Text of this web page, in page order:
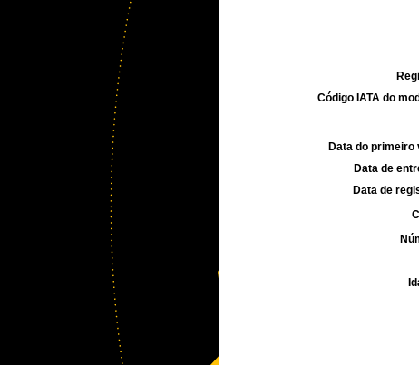
Código IATA do
Data do primeiro
Data de
Data de